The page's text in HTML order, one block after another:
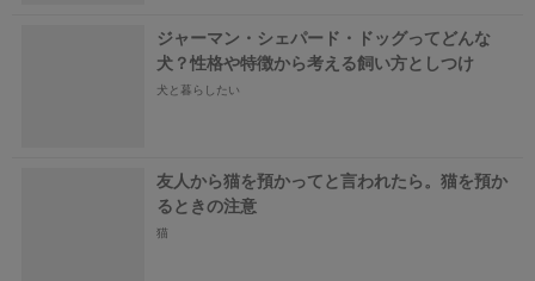
ジャーマン・シェパード・ドッグってどんな
犬？性格や特徴から考える飼い方としつけ
犬と暮らしたい
友人から猫を預かってと言われたら。猫を預か
るときの注意
猫